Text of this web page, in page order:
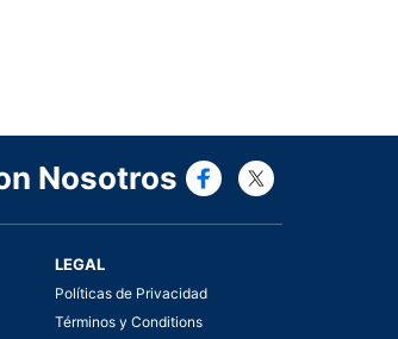
Nosotros Connect
LEGAL
Políticas de Privacidad
Términos y Conditions